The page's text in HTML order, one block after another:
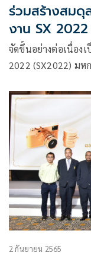
ร่วมสร้างสมดุ
งาน SX 2022 กับ 5 โซนนิทรรศการ
มัลติมีเดียเต็ม
ก.ย.- 2 ต.ค.65
จัดขึ้นอย่างต่อเนื่อง
2022 (SX2022) ม
2 กันยายน 2565